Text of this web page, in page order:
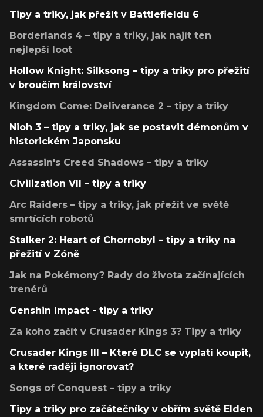
Tipy a triky, jak přežít v Battlefieldu 6
Borderlands 4 – tipy a triky, jak najít ten
nejlepší loot
Hollow Knight: Silksong – tipy a triky pro přežití
v broučím království
Kingdom Come: Deliverance 2 – tipy a triky
Nioh 3 – tipy a triky, jak se postavit démonům v
historickém Japonsku
Assassin's Creed Shadows – tipy a triky
Civilization VII – tipy a triky
Arc Raiders – tipy a triky, jak přežít ve světě
smrtících robotů
Stalker 2: Heart of Chornobyl – tipy a triky na
přežití v Zóně
Jak na Pokémony? Rady do života začínajících
trenérů
Genshin Impact - tipy a triky
Za koho začít v Crusader Kings 3? Tipy a triky
Crusader Kings III – Které DLC se vyplatí koupit,
a které raději ignorovat?
Songs of Conquest – tipy a triky
Tipy a triky pro začátečníky v obřím světě Elden